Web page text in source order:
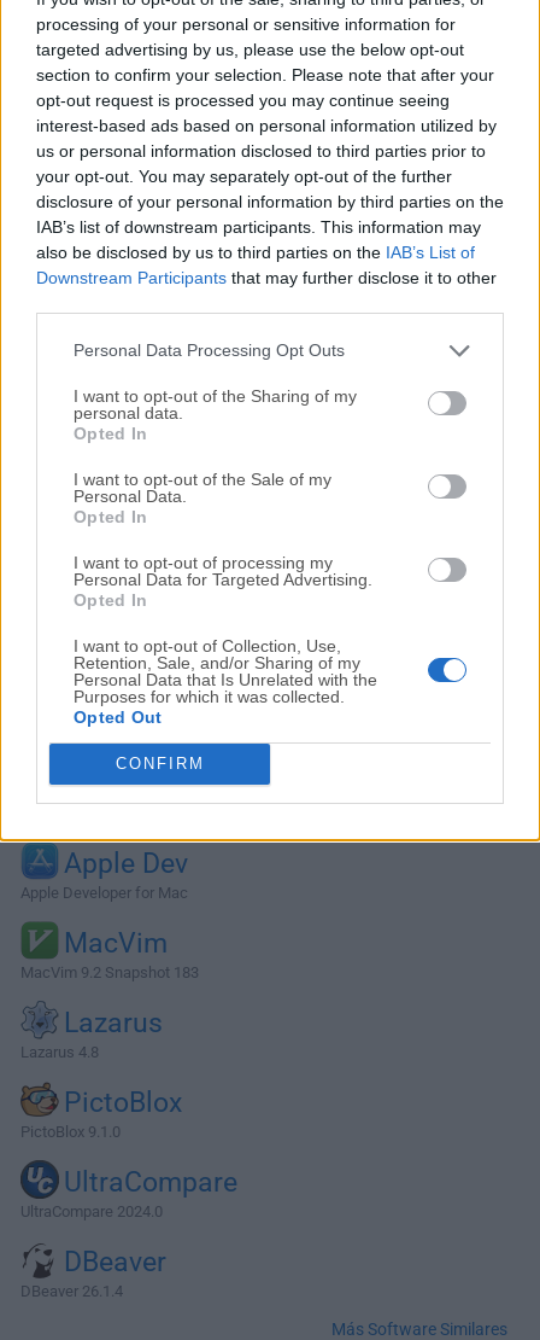
processing of your personal or sensitive information for
targeted advertising by us, please use the below opt-out
section to confirm your selection. Please note that after your
opt-out request is processed you may continue seeing
interest-based ads based on personal information utilized by
us or personal information disclosed to third parties prior to
your opt-out. You may separately opt-out of the further
disclosure of your personal information by third parties on the
IAB’s list of downstream participants. This information may
also be disclosed by us to third parties on the IAB’s List of
Downstream Participants that may further disclose it to other
Personal Data Processing Opt Outs
I want to opt-out of the Sharing of my
personal data.
Opted In
I want to opt-out of the Sale of my
Personal Data.
Opted In
I want to opt-out of processing my
Personal Data for Targeted Advertising.
Opted In
I want to opt-out of Collection, Use,
Retention, Sale, and/or Sharing of my
Personal Data that Is Unrelated with the
Purposes for which it was collected.
Opted Out
CONFIRM
programadores y desarrolladores de software que
necesitan realizar un seguimiento de grandes proyectos de
codificación y simplificar las sesiones de codificación con
una gran cantidad de herramientas optimizadas para
ayudar a codificar.AVISO: Después de una importante
brecha de seguridad en la plataforma GitHub a finales de
2022 y la aparición de nuevas tecnologías que podrían
servir mejor a los codificadores de software, el equipo que
apoyó el desarrollo de esta aplicación decidió
descontinuarla. Su flexibilidad le permitió integrarse sin
problemas con otras herramientas y servicios, lo que lo
convirtió en una opción ideal para desarro...
Alternativas y Software Similar
Apple Dev
Apple Developer for Mac
MacVim
MacVim 9.2 Snapshot 183
Lazarus
Lazarus 4.8
PictoBlox
PictoBlox 9.1.0
UltraCompare
UltraCompare 2024.0
DBeaver
DBeaver 26.1.4
Más Software Similares